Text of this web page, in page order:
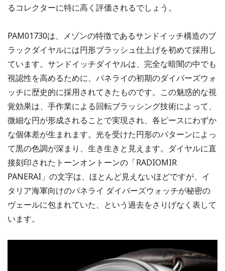
るコレクターに特に高く評価されるでしょう。
PAM01730は、メゾンの特徴であるサンドイッチ構造のブ
ラックダイヤルには円形ブラッシュ仕上げを初めて採用し
ています。サンドイッチダイヤルは、完全な暗闇の中でも
視認性を高めるために、パネライの初期のダイバーズウォ
ッチに歴史的に採用されてきたものです。この魅惑的な視
覚効果は、手作業による回転ブラッシング技術によって、
微細な円が形成されることで実現され、各ピースにわずか
な個体差が生まれます。光を受けた円形のパターンによっ
て黒の色調が深まり、生き生きと見えます。ダイヤルに直
接刻印されたトーンオントーンの「RADIOMIR
PANERAI」の文字は、ほとんど見えないほどですが、イ
タリア海軍向けのパネライ ダイバーズウォッチが秘密の
ヴェールに包まれていた、という過去をさりげなく表して
います。